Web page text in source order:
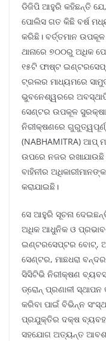
ଡିଜିପି ଆହୁରି କହିଛନ୍ତି
ପୋଲିସ ଗତ କିଛି ବର୍ଷ
କରିଛି। ବର୍ତ୍ତମାନ
ଥାନାରେ ୭୦୦ରୁ ଅଧିକ
୧୫ଟି ଫାଷ୍ଟ
ଟ୍ରଲର ମାଧ୍ୟମରେ
ଭୁବନେଶ୍ୱରରେ
ସେଣ୍ଟର ଉପକୂଳ ସୁରକ୍ଷା
ନିରୀକ୍ଷଣରେ
(NABHAMITRA) ଆପ୍
ଉପରେ ନଜର ରଖାଯାଉଛି
ବାହିନୀର
କରାଯାଇଛି।
ସେ ଆହୁରି ସୂଚନା
ଅଧିକ ଆଧୁନିକ ଓ
ଇଣ୍ଟରସେପ୍ଟର ବୋଟ୍,
ସେଣ୍ଟର, ମାଛଧରା
ସିସିଟିଭି ନିରୀକ୍ଷଣ
ଡ୍ରୋନ୍ ପ୍ରଣାଳୀ
କରିବା ପାଇଁ ବିଭିନ୍ନ
ପ୍ରଯୁକ୍ତିର ଦକ୍ଷ
ସହଯୋଗ ଅତ୍ୟନ୍ତ